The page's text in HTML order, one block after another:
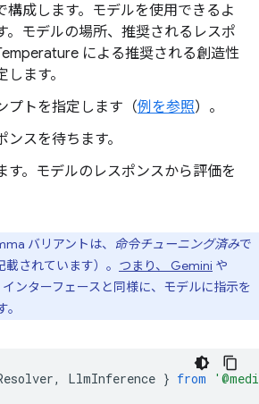
構成します。モデルを使用できるよ
。モデルの場所、推奨されるレスポ
による推奨される創造性
ます。
プトを指定します（例を参照）。
スを待ちます。
す。モデルのレスポンスから評価を
バリアントは、 命令チューニング済みで
されています）。 つまり、 Gemini や
ンターフェースと同様に、モデルに指示を
, LlmInference } from